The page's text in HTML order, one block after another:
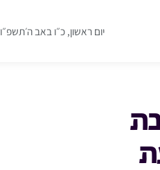
יום ראשון, כ״ו באב ה׳תשפ״ו